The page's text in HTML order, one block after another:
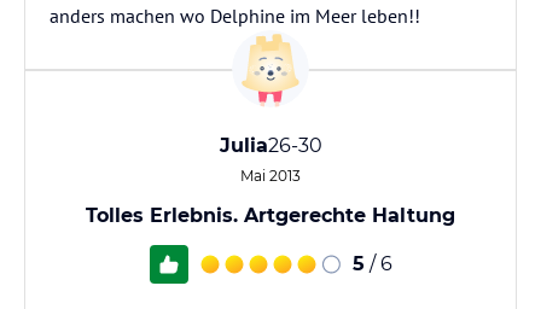
anders machen wo Delphine im Meer leben!!
Julia26-30
Mai 2013
Tolles Erlebnis. Artgerechte Haltung
5 / 6